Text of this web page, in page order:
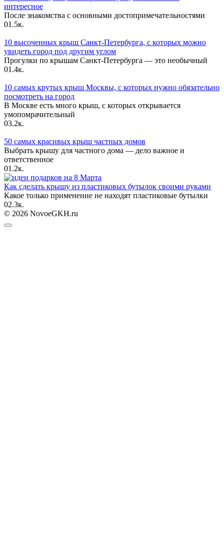
интересное
После знакомства с основными достопримечательностями
01.5к.
10 высоченных крыш Санкт-Петербурга, с которых можно
увидеть город под другим углом
Прогулки по крышам Санкт-Петербурга — это необычный
01.4к.
10 самых крутых крыш Москвы, с которых нужно обязательно
посмотреть на город
В Москве есть много крыш, с которых открывается
умопомрачительный
03.2к.
50 самых красивых крыш частных домов
Выбрать крышу для частного дома — дело важное и
ответственное
01.2к.
Как сделать крышу из пластиковых бутылок своими руками
Какое только применение не находят пластиковые бутылки
02.3к.
© 2026 NovoeGKH.ru